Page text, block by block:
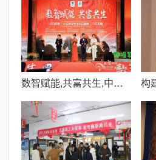
数智赋能,共富共生,中品数字生态年会盛典成功举办